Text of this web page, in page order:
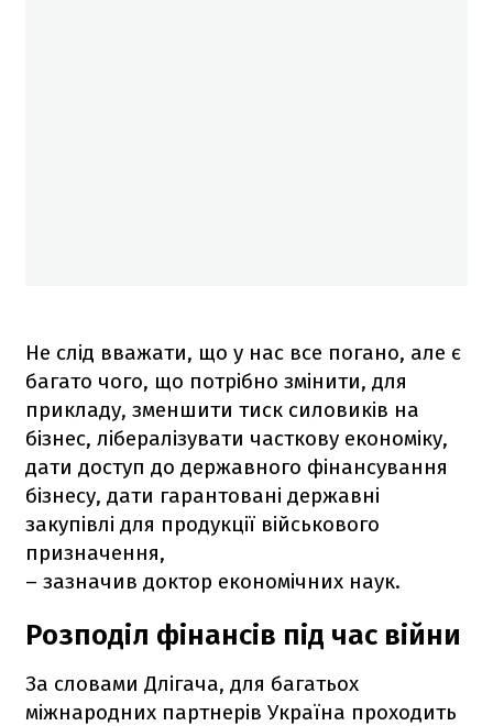
Не слід вважати, що у нас все погано, але є
багато чого, що потрібно змінити, для
прикладу, зменшити тиск силовиків на
бізнес, лібералізувати часткову економіку,
дати доступ до державного фінансування
бізнесу, дати гарантовані державні
закупівлі для продукції військового
призначення,
– зазначив доктор економічних наук.
Розподіл фінансів під час війни
За словами Длігача, для багатьох
міжнародних партнерів Україна проходить